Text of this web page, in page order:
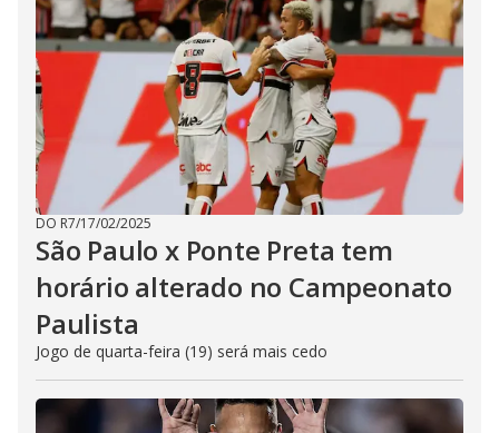
DO R7/17/02/2025
São Paulo x Ponte Preta tem
horário alterado no Campeonato
Paulista
Jogo de quarta-feira (19) será mais cedo